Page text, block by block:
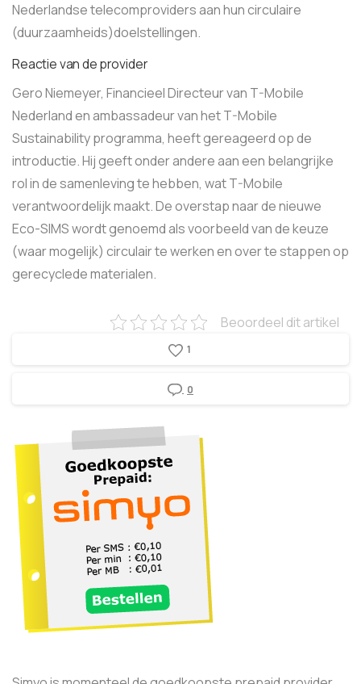
Nederlandse telecomproviders aan hun circulaire
(duurzaamheids)doelstellingen.
Reactie van de provider
Gero Niemeyer, Financieel Directeur van T-Mobile
Nederland en ambassadeur van het T-Mobile
Sustainability programma, heeft gereageerd op de
introductie. Hij geeft onder andere aan een belangrijke
rol in de samenleving te hebben, wat T-Mobile
verantwoordelijk maakt. De overstap naar de nieuwe
Eco-SIMS wordt genoemd als voorbeeld van de keuze
(waar mogelijk) circulair te werken en over te stappen op
gerecyclede materialen.
Beoordeel dit artikel
1
0